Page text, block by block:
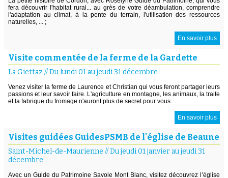
fera découvrir l'habitat rural... au grès de votre déambulation, comprendre
l'adaptation au climat, à la pente du terrain, l'utilisation des ressources
naturelles, ... ;
En savoir plus
Visite commentée de la ferme de la Gardette
La Giettaz //Du lundi 01 au jeudi 31 décembre
Venez visiter la ferme de Laurence et Christian qui vous feront partager leurs
passions et leur savoir faire. L'agriculture en montagne, les animaux, la traite
et la fabrique du fromage n'auront plus de secret pour vous.
En savoir plus
Visites guidées GuidesPSMB de l'église de Beaune
Saint-Michel-de-Maurienne //Du jeudi 01 janvier au jeudi 31
décembre
Avec un Guide du Patrimoine Savoie Mont Blanc, visitez découvrez l’église